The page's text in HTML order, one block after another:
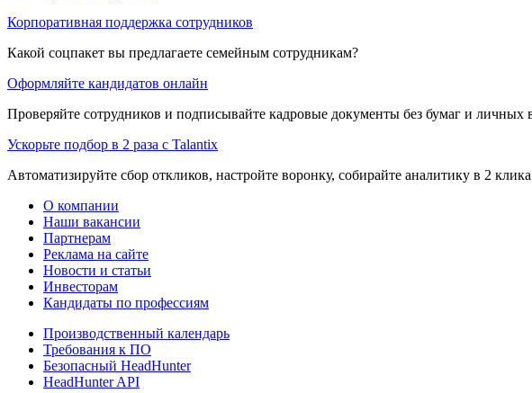
Корпоративная поддержка сотрудников
Какой соцпакет вы предлагаете семейным сотрудникам?
Оформляйте кандидатов онлайн
Проверяйте сотрудников и подписывайте кадровые документы без бумаг и личных
Ускорьте подбор в 2 раза с Talantix
Автоматизируйте сбор откликов, настройте воронку, собирайте аналитику в 2 клика
О компании
Наши вакансии
Партнерам
Реклама на сайте
Новости и статьи
Инвесторам
Кандидаты по профессиям
Производственный календарь
Требования к ПО
Безопасный HeadHunter
HeadHunter API